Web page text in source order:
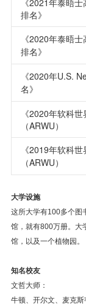
排名》
《2020年泰晤
排名》
《2020年U.S.
名》
《2020年软科
（ARWU）
《2019年软科
（ARWU）
大学设施
这所大学有100多个图
馆，就有800万册。大
馆，以及一个植物园。
知名校友
文哲大师：
牛顿、开尔文、麦克斯